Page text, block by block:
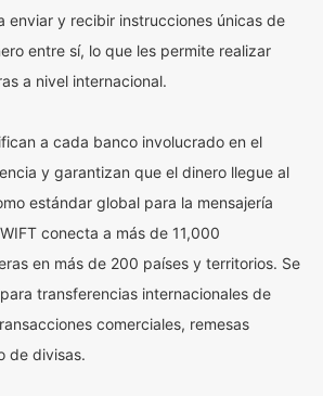
enviar y recibir instrucciones únicas de
entre sí, lo que les permite realizar
a nivel internacional.
a cada banco involucrado en el
y garantizan que el dinero llegue al
estándar global para la mensajería
conecta a más de 11,000
en más de 200 países y territorios. Se
transferencias internacionales de
comerciales, remesas
de divisas.